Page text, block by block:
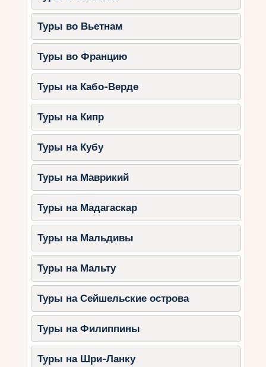
Туры во Вьетнам
Туры во Францию
Туры на Кабо-Верде
Туры на Кипр
Туры на Кубу
Туры на Маврикий
Туры на Мадагаскар
Туры на Мальдивы
Туры на Мальту
Туры на Сейшельские острова
Туры на Филиппины
Туры на Шри-Ланку